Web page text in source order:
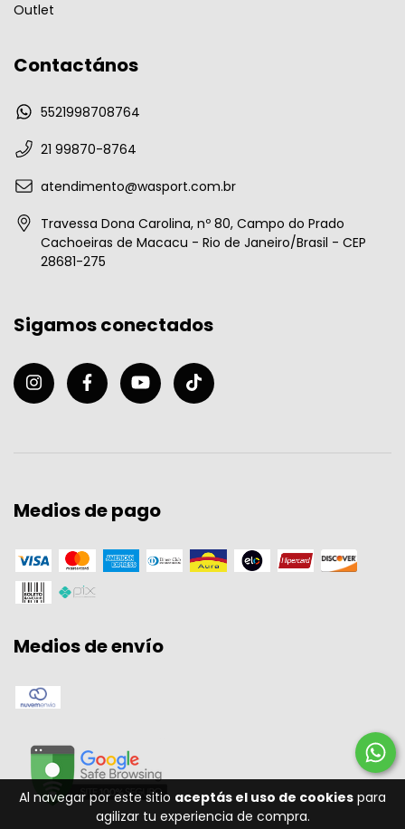
Al navegar por este sitio aceptás el uso de cookies para
agilizar tu experiencia de compra.
Outlet
Contactános
5521998708764
21 99870-8764
atendimento@wasport.com.br
Travessa Dona Carolina, nº 80, Campo do Prado
Cachoeiras de Macacu - Rio de Janeiro/Brasil - CEP
28681-275
Sigamos conectados
Medios de pago
Medios de envío